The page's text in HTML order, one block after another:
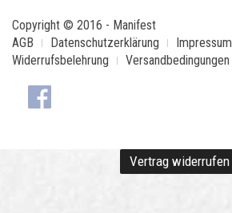
Copyright © 2016 - Manifest
AGB
Datenschutzerklärung Impressum
Widerrufsbelehrung
Versandbedingungen
Vertrag widerrufen